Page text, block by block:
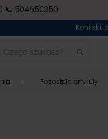
📞 504950350
Kontakt
szukasz?
Pozostałe artykuły